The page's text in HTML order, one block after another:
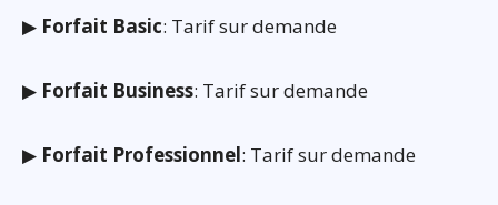
▶ Forfait Basic: Tarif sur demande
▶ Forfait Business: Tarif sur demande
▶ Forfait Professionnel: Tarif sur demande